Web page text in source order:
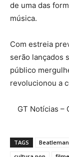
de uma das
música.
Com estreia
serão lançados
público
revolucionou a
GT Notícias –
TAGS